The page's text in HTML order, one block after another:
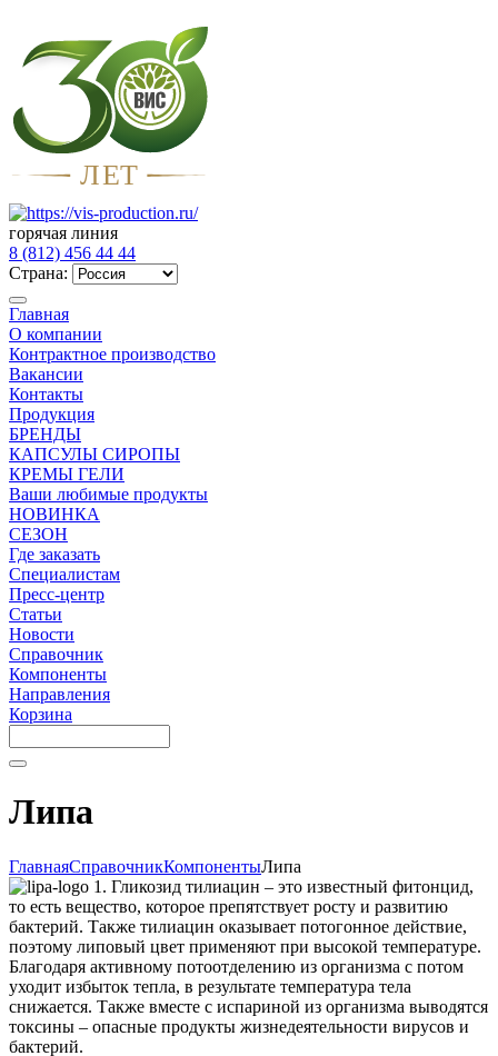
ЛЕТ
горячая линия
8 (812) 456 44 44
Страна:
Главная
О компании
Контрактное производство
Вакансии
Контакты
Продукция
БРЕНДЫ
КАПСУЛЫ СИРОПЫ
КРЕМЫ ГЕЛИ
Ваши любимые продукты
НОВИНКА
СЕЗОН
Где заказать
Специалистам
Пресс-центр
Статьи
Новости
Справочник
Компоненты
Направления
Корзина
Липа
ГлавнаяСправочникКомпонентыЛипа
1. Гликозид тилиацин – это известный фитонцид,
то есть вещество, которое препятствует росту и развитию
бактерий. Также тилиацин оказывает потогонное действие,
поэтому липовый цвет применяют при высокой температуре.
Благодаря активному потоотделению из организма с потом
уходит избыток тепла, в результате температура тела
снижается. Также вместе с испариной из организма выводятся
токсины – опасные продукты жизнедеятельности вирусов и
бактерий.